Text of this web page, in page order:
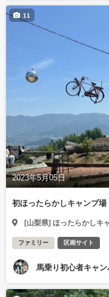
2023年5月05日
11
初ほったらかしキャンプ
[山梨県] ほったらかしキ
ファミリー 区画サイト
馬乗り初心者キャン